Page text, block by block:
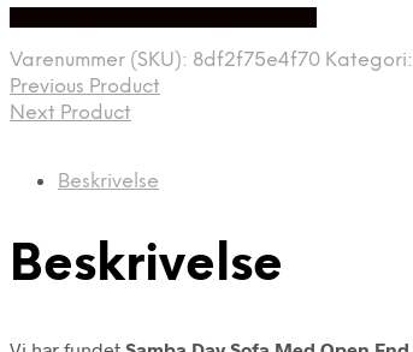
25.028,00 kr..18.299,00 kr..
Varenummer (SKU): 8df2f75e4f70 Kategori:
Previous Product
Next Product
Beskrivelse
Beskrivelse